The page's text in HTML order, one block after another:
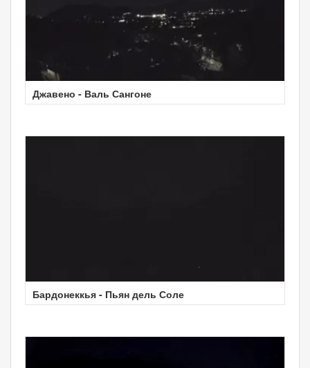
Джавено - Валь Сангоне
Бардонеккья - Пьян дель Соле